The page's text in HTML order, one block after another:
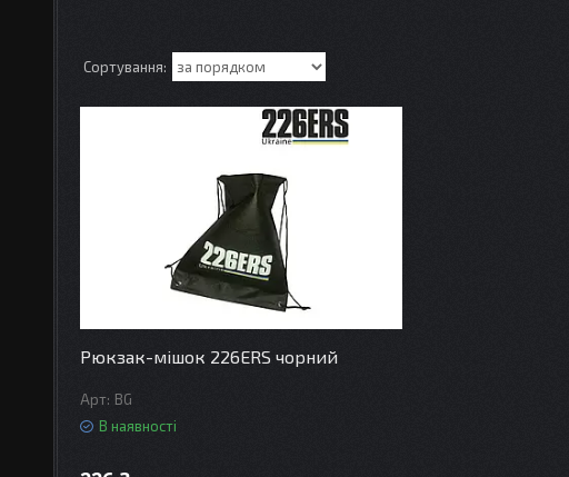
Рюкзак-мішок 226ERS чорний
BG
В наявності